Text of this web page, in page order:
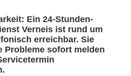
Ein 24-Stunden-
Verneis ist rund um
erreichbar. Sie
Probleme sofort melden